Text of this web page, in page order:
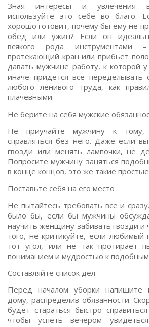
Зная интересы и увлечения
используйте это себе во благо.
хорошо готовит, почему бы ему не
обед или ужин? Если он
всякого рода инструментами
протекающий кран или прибьет
давать мужчине работу, к которой
иначе придется все переделывать
любого ленивого труда, как
плачевными.
Не берите на себя мужские
Не приучайте мужчину к
справляться без него. Даже если
гвозди или менять лампочки, не
Попросите мужчину заняться
в конце концов, это же такие
Поставьте себя на его место
Не пытайтесь требовать все и
было бы, если бы мужчины
научить женщину забивать гвозди и
того, не критикуйте, если любимый
тот угол, или не так протирает
пониманием и мудростью к
Составляйте список дел
Перед началом уборки напишите
дому, распределив обязанности.
будет стараться быстро
чтобы успеть вечером